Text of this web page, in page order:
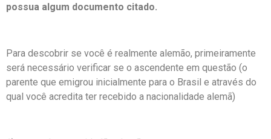
possua algum documento citado.
Para descobrir se você é realmente alemão, primeiramente
será necessário verificar se o ascendente em questão (o
parente que emigrou inicialmente para o Brasil e através do
qual você acredita ter recebido a nacionalidade alemã)